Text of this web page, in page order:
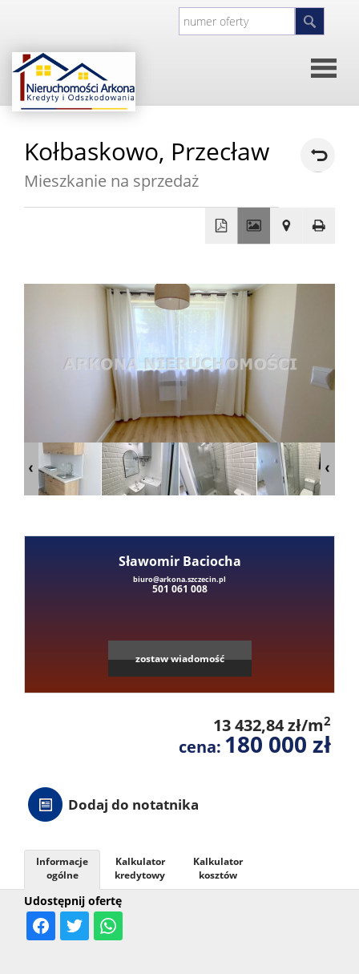
główna
O
firmie
Kontakt
Dzialki
Kołbaskowo, Przecław
Mieszkanie na sprzedaż
−
Sławomir Baciocha
biuro@arkona.szczecin.pl
501 061 008
zostaw wiadomość
13 432,84 zł/m2
cena: 180 000 zł
Dodaj do notatnika
Udostępnij ofertę
Informacje
ogólne
Kalkulator
kredytowy
Kalkulator
kosztów